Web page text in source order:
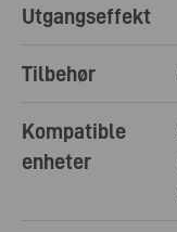
Utgangseffekt
Tilbehør
Kompatible
enheter